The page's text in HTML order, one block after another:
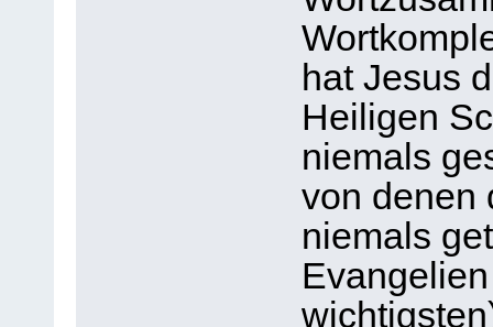
hat Jesus
Heiligen
niemals
von denen
niemals